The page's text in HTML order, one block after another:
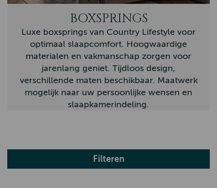
BOXSPRINGS
Luxe boxsprings van Country Lifestyle voor
optimaal slaapcomfort. Hoogwaardige
materialen en vakmanschap zorgen voor
jarenlang geniet. Tijdloos design,
verschillende maten beschikbaar. Maatwerk
mogelijk naar uw persoonlijke wensen en
slaapkamerindeling.
Filteren